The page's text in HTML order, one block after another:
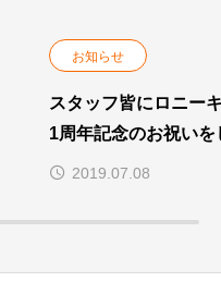
お知らせ
スタッフ皆にロニー
1周年記念のお祝い
た！2019.07.08